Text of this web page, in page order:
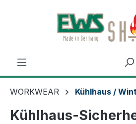
Zum Hauptinhalt springen
WORKWEAR Kühlhaus /
Kühlhaus-